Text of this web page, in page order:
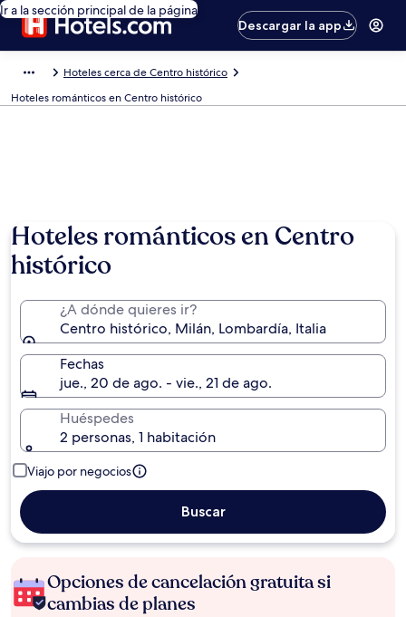
Ir a la sección principal de la página
Descargar la app
Hoteles cerca de Centro histórico
Hoteles románticos en Centro histórico
Hoteles románticos en Centro
histórico
¿A dónde quieres ir?
Centro histórico, Milán, Lombardía, Italia
Fechas
jue., 20 de ago. - vie., 21 de ago.
Huéspedes
2 personas, 1 habitación
Viajo por negocios
Buscar
Opciones de cancelación gratuita si
cambias de planes